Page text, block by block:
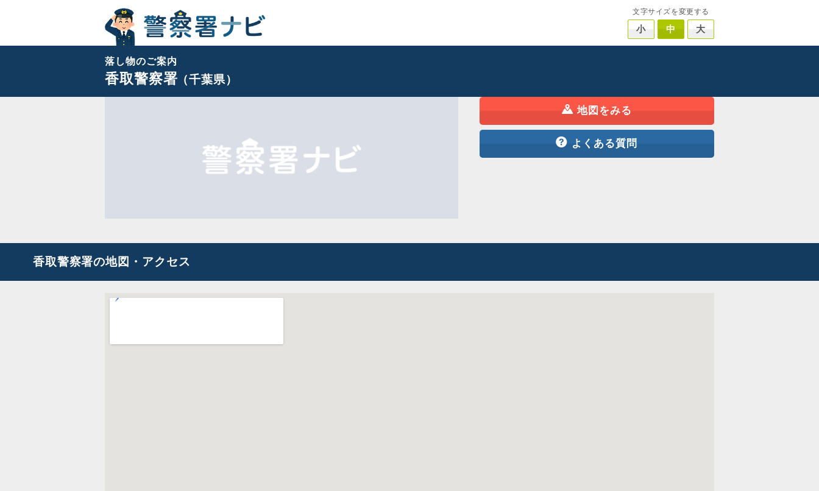
文字サイズを変更する
小 中 大
落し物のご案内
香取警察署（千葉県）
地図をみる
よくある質問
香取警察署の地図・アクセス